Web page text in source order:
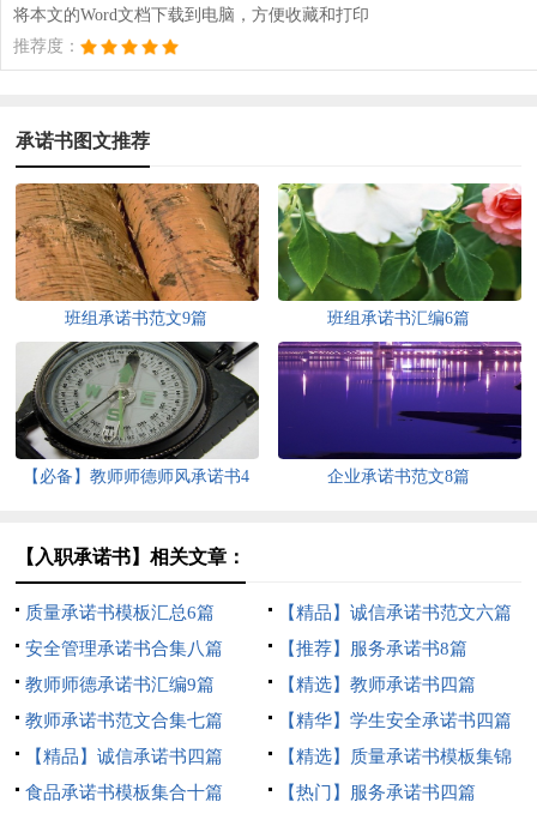
将本文的Word文档下载到电脑，方便收藏和打印
推荐度：
承诺书图文推荐
班组承诺书范文9篇 班组承诺书汇编6篇
【必备】教师师德师风承诺书4
企业承诺书范文8篇
【入职承诺书】相关文章：
质量承诺书模板汇总6篇
【精品】诚信承诺书范文六篇
安全管理承诺书合集八篇
【推荐】服务承诺书8篇
教师师德承诺书汇编9篇
【精选】教师承诺书四篇
教师承诺书范文合集七篇
【精华】学生安全承诺书四篇
【精品】诚信承诺书四篇
【精选】质量承诺书模板集锦
8篇
食品承诺书模板集合十篇 【热门】服务承诺书四篇